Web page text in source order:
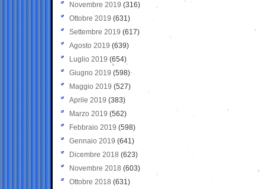
Novembre 2019 (316)
Ottobre 2019 (631)
Settembre 2019 (617)
Agosto 2019 (639)
Luglio 2019 (654)
Giugno 2019 (598)
Maggio 2019 (527)
Aprile 2019 (383)
Marzo 2019 (562)
Febbraio 2019 (598)
Gennaio 2019 (641)
Dicembre 2018 (623)
Novembre 2018 (603)
Ottobre 2018 (631)